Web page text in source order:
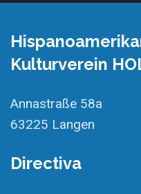
Kulturverein
Annastraße 58a
63225 Langen
Directiva